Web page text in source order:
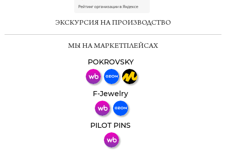
ЭКСКУРСИЯ НА ПРОИЗВОДСТВО
МЫ НА МАРКЕТПЛЕЙСАХ
POKROVSKY
F-Jewelry
PILOT PINS